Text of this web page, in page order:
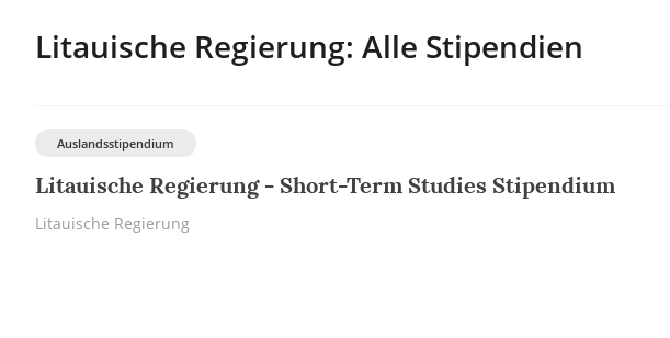
interdisziplinären Forschungszentren. Dort sind Forschung, Bildung und
verzahnt. Studenten können auch ihre Abschlussarbeiten in einem Valley
Hochschule ist die Universität Vilnius. Sie besteht bereits seit 1579.
Kaunas University of Technology – sie ist die größte technische
fast 40 auf Englisch.
Litauische Regierung: Alle Stipendien
Auslandsstipendium
Litauische Regierung - Short-Term Studies Stipendium
Litauische Regierung